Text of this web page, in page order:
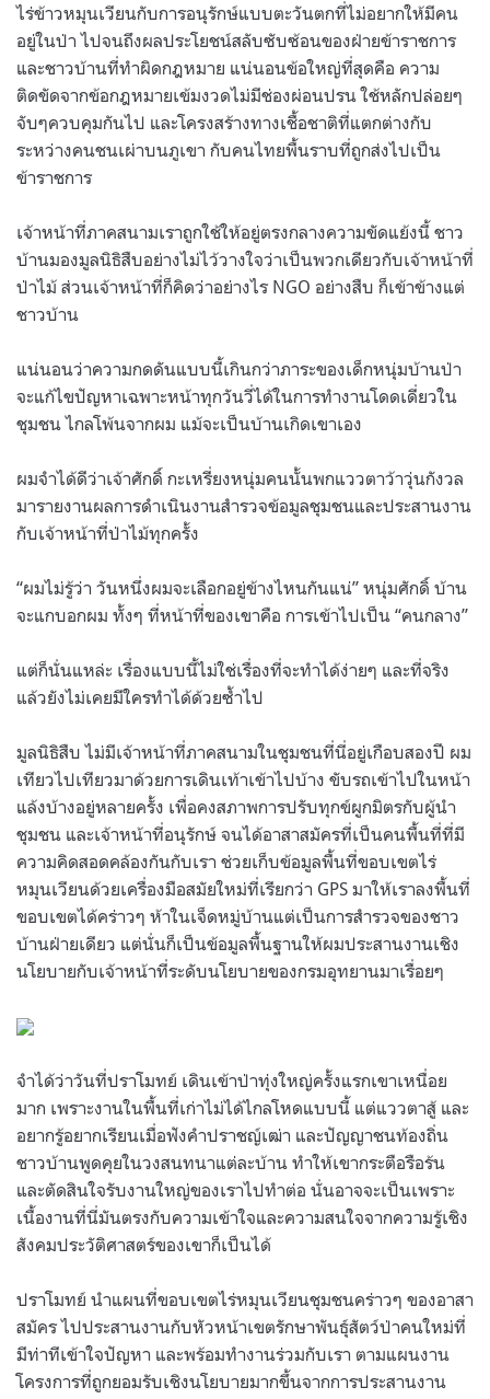
ไร่ข้าวหมุนเวียนกับการอนุรักษ์แบบตะวันตกที่ไม่อยากให้มีคน
อยู่ในป่า ไปจนถึงผลประโยชน์สลับซับซ้อนของฝ่ายข้าราชการ
และชาวบ้านที่ทำผิดกฎหมาย แน่นอนข้อใหญ่ที่สุดคือ ความ
ติดขัดจากข้อกฎหมายเข้มงวดไม่มีช่องผ่อนปรน ใช้หลักปล่อยๆ
จับๆควบคุมกันไป และโครงสร้างทางเชื้อชาติที่แตกต่างกับ
ระหว่างคนชนเผ่าบนภูเขา กับคนไทยพื้นราบที่ถูกส่งไปเป็น
ข้าราชการ
เจ้าหน้าที่ภาคสนามเราถูกใช้ให้อยู่ตรงกลางความขัดแย้งนี้ ชาว
บ้านมองมูลนิธิสืบอย่างไม่ไว้วางใจว่าเป็นพวกเดียวกับเจ้าหน้าที่
ป่าไม้ ส่วนเจ้าหน้าที่ก็คิดว่าอย่างไร NGO อย่างสืบ ก็เข้าข้างแต่
ชาวบ้าน
แน่นอนว่าความกดดันแบบนี้เกินกว่าภาระของเด็กหนุ่มบ้านป่า
จะแก้ไขปัญหาเฉพาะหน้าทุกวันวี่ได้ในการทำงานโดดเดี่ยวใน
ชุมชน ไกลโพ้นจากผม แม้จะเป็นบ้านเกิดเขาเอง
ผมจำได้ดีว่าเจ้าศักดิ์ กะเหรี่ยงหนุ่มคนนั้นพกแววตาว้าวุ่นกังวล
มารายงานผลการดำเนินงานสำรวจข้อมูลชุมชนและประสานงาน
กับเจ้าหน้าที่ป่าไม้ทุกครั้ง
“ผมไม่รู้ว่า วันหนึ่งผมจะเลือกอยู่ข้างไหนกันแน่” หนุ่มศักดิ์ บ้าน
จะแกบอกผม ทั้งๆ ที่หน้าที่ของเขาคือ การเข้าไปเป็น “คนกลาง”
แต่ก็นั่นแหล่ะ เรื่องแบบนี้ไม่ใช่เรื่องที่จะทำได้ง่ายๆ และที่จริง
แล้วยังไม่เคยมีใครทำได้ด้วยซ้ำไป
มูลนิธิสืบ ไม่มีเจ้าหน้าที่ภาคสนามในชุมชนที่นี่อยู่เกือบสองปี ผม
เทียวไปเทียวมาด้วยการเดินเท้าเข้าไปบ้าง ขับรถเข้าไปในหน้า
แล้งบ้างอยู่หลายครั้ง เพื่อคงสภาพการปรับทุกข์ผูกมิตรกับผู้นำ
ชุมชน และเจ้าหน้าที่อนุรักษ์ จนได้อาสาสมัครที่เป็นคนพื้นที่ที่มี
ความคิดสอดคล้องกันกับเรา ช่วยเก็บข้อมูลพื้นที่ขอบเขตไร่
หมุนเวียนด้วยเครื่องมือสมัยใหม่ที่เรียกว่า GPS มาให้เราลงพื้นที่
ขอบเขตได้คร่าวๆ ห้าในเจ็ดหมู่บ้านแต่เป็นการสำรวจของชาว
บ้านฝ่ายเดียว แต่นั่นก็เป็นข้อมูลพื้นฐานให้ผมประสานงานเชิง
นโยบายกับเจ้าหน้าที่ระดับนโยบายของกรมอุทยานมาเรื่อยๆ
จำได้ว่าวันที่ปราโมทย์ เดินเข้าป่าทุ่งใหญ่ครั้งแรกเขาเหนื่อย
มาก เพราะงานในพื้นที่เก่าไม่ได้ไกลโหดแบบนี้ แต่แววตาสู้ และ
อยากรู้อยากเรียนเมื่อฟังคำปราชญ์เฒ่า และปัญญาชนท้องถิ่น
ชาวบ้านพูดคุยในวงสนทนาแต่ละบ้าน ทำให้เขากระตือรือร้น
และตัดสินใจรับงานใหญ่ของเราไปทำต่อ นั่นอาจจะเป็นเพราะ
เนื้องานที่นี่มันตรงกับความเข้าใจและความสนใจจากความรู้เชิง
สังคมประวัติศาสตร์ของเขาก็เป็นได้
ปราโมทย์ นำแผนที่ขอบเขตไร่หมุนเวียนชุมชนคร่าวๆ ของอาสา
สมัคร ไปประสานงานกับหัวหน้าเขตรักษาพันธุ์สัตว์ป่าคนใหม่ที่
มีท่าทีเข้าใจปัญหา และพร้อมทำงานร่วมกับเรา ตามแผนงาน
โครงการที่ถูกยอมรับเชิงนโยบายมากขึ้นจากการประสานงาน